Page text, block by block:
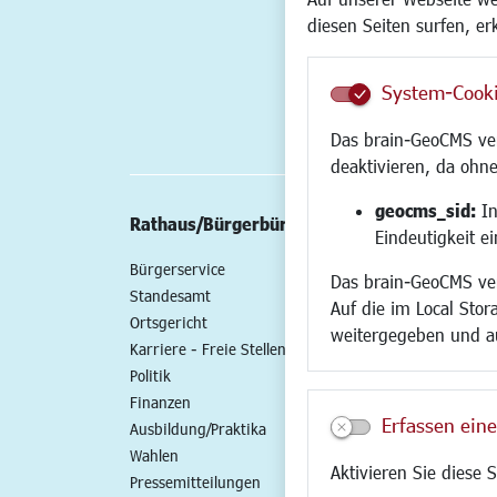
diesen Seiten surfen,
System-
Das brain-GeoCMS
deaktivieren, da
geocms_sid:
Eindeutigkeit
Das brain-GeoCMS
Auf die im Local
weitergegeben und
Erfassen
Aktivieren Sie diese
Rathaus/Bürgerbüro
Bürgerservice
Standesamt
Ortsgericht
Karriere - Freie Stellen
Politik
Finanzen
Ausbildung/Praktika
Wahlen
Pressemitteilungen
Wirtschaft/
Gewerbeflächen
Handel und
Fairer Handel
Netzwerke